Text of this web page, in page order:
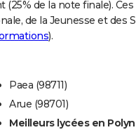
de la note finale).
de la Jeunesse et des
).
Paea (98711)
Arue (98701)
Meilleurs lycées en